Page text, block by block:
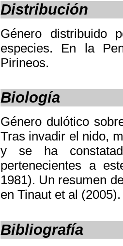
Distribución
Género distribuido
especies. En la
Pirineos.
Biología
Género dulótico
Tras invadir el nido,
y se ha
pertenecientes a
1981). Un resumen
en Tinaut et al (2005).
Bibliografía